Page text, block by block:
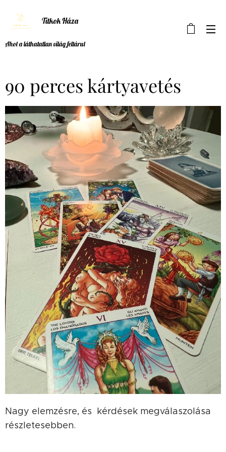
Titkok Háza
Ahol a láthatatlan világ feltárul
90 perces kártyavetés
Nagy elemzésre, és kérdések megválaszolása
részletesebben.